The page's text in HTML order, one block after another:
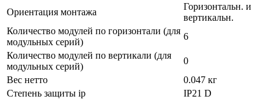
Ориентация монтажа
Горизонтальн. и
вертикальн.
Количество модулей по горизонтали (для
модульных серий)
6
Количество модулей по вертикали (для
модульных серий)
0
Вес нетто
0.047 кг
Степень защиты ip
IP21 D